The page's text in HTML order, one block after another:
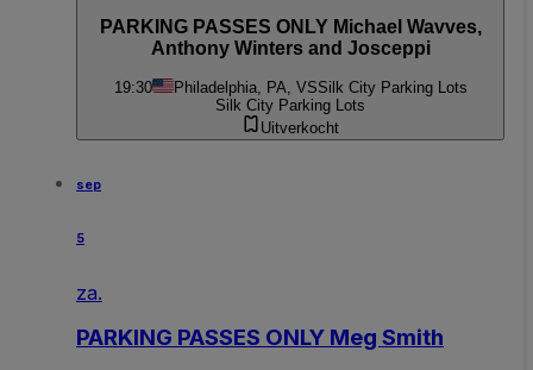
PARKING PASSES ONLY Michael Wavves,
Anthony Winters and Josceppi
19:30 Philadelphia, PA, VSSilk City Parking Lots
Silk City Parking Lots
Uitverkocht
sep
5
za.
PARKING PASSES ONLY Meg Smith